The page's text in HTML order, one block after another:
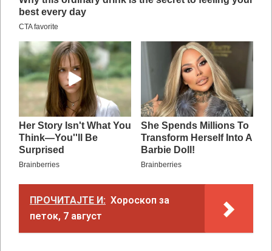
ПРОЧИТАЈТЕ И: Хороскоп за
петок, 7 август